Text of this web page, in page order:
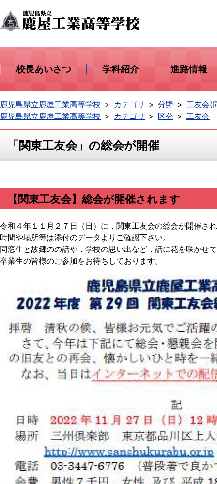
校長あいさつ 学科紹介 進路情報
鹿児島県立鹿屋工業高等学校 カテゴリ 分野
工友会(
鹿児島県立鹿屋工業高等学校
カテゴリ 区分 工友会
「関東工友会」の総会が開催
【関東工友会】総会が開催されます
令和４年１１月２７日（日）に，関東工友会の総会が開催さ
時間や場所等は添付のデータよりご確認下さい。
同窓生と故郷のの話や，学校の思い出など，話に花を咲かせ
卒業生の皆様のご参加をお待ちしております。